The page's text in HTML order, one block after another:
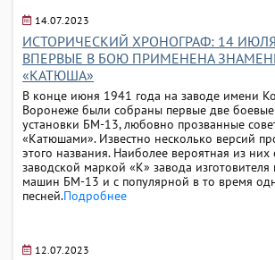
14.07.2023
ИСТОРИЧЕСКИЙ ХРОНОГРАФ: 14
ВПЕРВЫЕ В БОЮ ПРИМЕНЕНА
«КАТЮША»
В конце июня 1941 года на заводе имени
Воронеже были собраны первые две
установки БМ-13, любовно прозванные
«Катюшами». Известно несколько версий
этого названия. Наиболее вероятная из них
заводской маркой «К» завода
машин БМ-13 и с популярной в то время
песней.Подробнее
12.07.2023